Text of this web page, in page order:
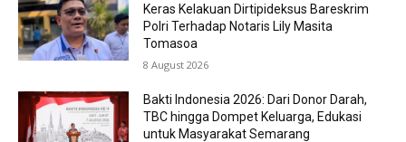
Keras Kelakuan Dirtipideksus Bareskrim
Polri Terhadap Notaris Lily Masita
Tomasoa
8 August 2026
Bakti Indonesia 2026: Dari Donor Darah,
TBC hingga Dompet Keluarga, Edukasi
untuk Masyarakat Semarang